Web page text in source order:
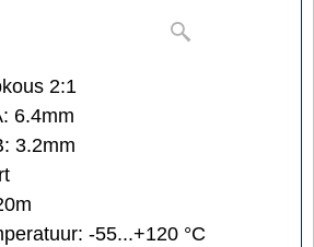
2:1
6.4mm
3.2mm
-55...+120 °C